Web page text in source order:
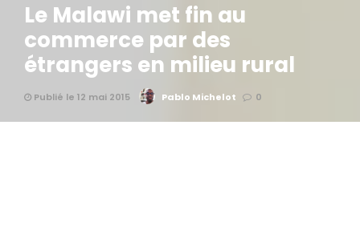
Le Malawi met fin au
commerce par des
étrangers en milieu rural
Publié le 12 mai 2015 Pablo Michelot 0